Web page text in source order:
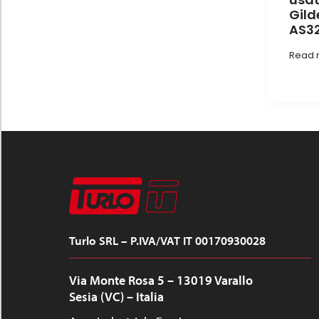
Read
Turlo SRL – P.IVA/VAT IT 00170930028
Via Monte Rosa 5 – 13019 Varallo
Sesia (VC) – Italia